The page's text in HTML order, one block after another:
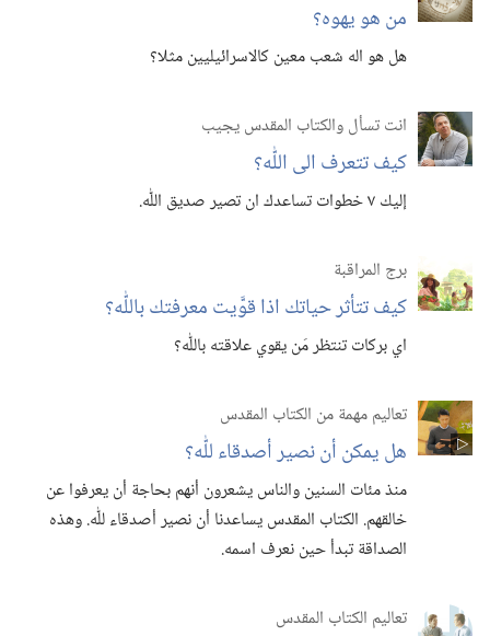
من هو يهوه؟‏
هل هو اله شعب معين كالاسرائيليين مثلا؟‏
انت تسأل والكتاب المقدس يجيب
كيف تتعرف الى اللّٰه؟‏
إليك ٧ خطوات تساعدك ان تصير صديق اللّٰه.‏
برج المراقبة
كيف تتأثر حياتك اذا قوَّيت معرفتك باللّٰه؟‏
اي بركات تنتظر مَن يقوي علاقته باللّٰه؟‏
تعاليم مهمة من الكتاب المقدس
هل يمكن أن نصير أصدقاء للّٰه؟‏
منذ مئات السنين والناس يشعرون أنهم بحاجة أن يعرفوا عن
خالقهم.‏ الكتاب المقدس يساعدنا أن نصير أصدقاء للّٰه.‏ وهذه
الصداقة تبدأ حين نعرف اسمه.‏
تعاليم الكتاب المقدس